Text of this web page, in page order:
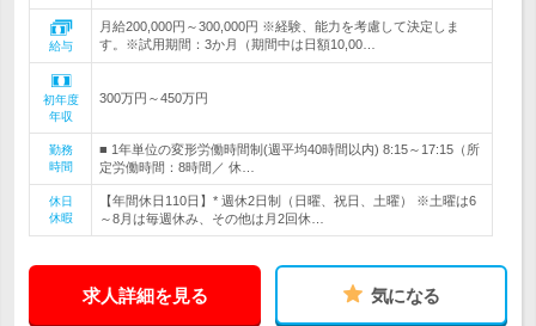
給与
月給200,000円～300,000円 ※経験、能力を考慮して決定しま
す。※試用期間：3か月（期間中は日額10,00…
初年度
年収
300万円～450万円
勤務
時間
■ 1年単位の変形労働時間制(週平均40時間以内) 8:15～17:15（所
定労働時間：8時間／ 休…
休日
休暇
【年間休日110日】* 週休2日制（日曜、祝日、土曜） ※土曜は6
～8月は毎週休み、その他は月2回休…
求人詳細を見る 気になる